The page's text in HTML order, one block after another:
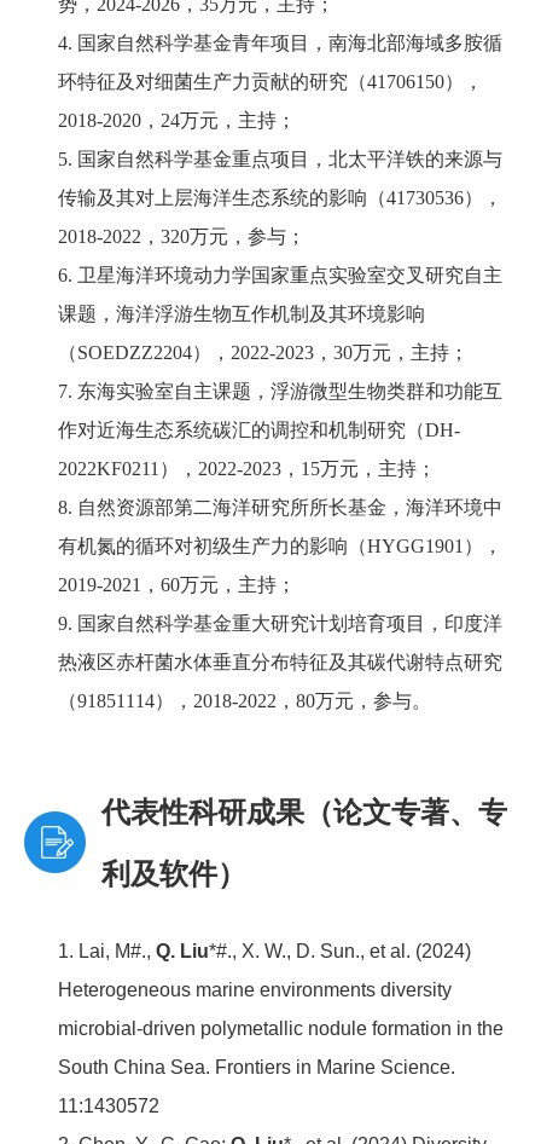
势，2024-2026，35万元，主持；
4. 国家自然科学基金青年项目，南海北部海域多胺循
环特征及对细菌生产力贡献的研究（41706150），
2018-2020，24万元，主持；
5. 国家自然科学基金重点项目，北太平洋铁的来源与
传输及其对上层海洋生态系统的影响（41730536），
2018-2022，320万元，参与；
6. 卫星海洋环境动力学国家重点实验室交叉研究自主
课题，海洋浮游生物互作机制及其环境影响
（SOEDZZ2204），2022-2023，30万元，主持；
7. 东海实验室自主课题，浮游微型生物类群和功能互
作对近海生态系统碳汇的调控和机制研究（DH-
2022KF0211），2022-2023，15万元，主持；
8. 自然资源部第二海洋研究所所长基金，海洋环境中
有机氮的循环对初级生产力的影响（HYGG1901），
2019-2021，60万元，主持；
9. 国家自然科学基金重大研究计划培育项目，印度洋
热液区赤杆菌水体垂直分布特征及其碳代谢特点研究
（91851114），2018-2022，80万元，参与。
代表性科研成果（论文专著、专
利及软件）
1. Lai, M#., Q. Liu*#., X. W., D. Sun., et al. (2024)
Heterogeneous marine environments diversity
microbial-driven polymetallic nodule formation in the
South China Sea. Frontiers in Marine Science.
11:1430572